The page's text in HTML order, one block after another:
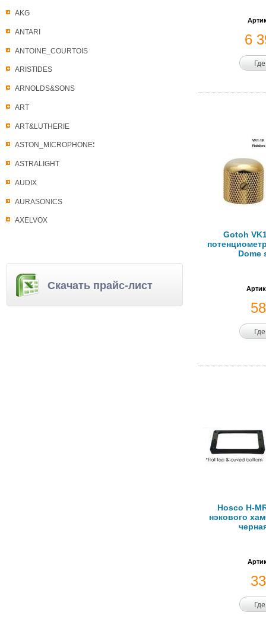
AKG
ANTARI
ANTOINE_COURTOIS
ARISTIDES
ARNOLDS&SONS
ART
ART&LUTHERIE
ASTON_MICROPHONES
ASTRALIGHT
AUDIX
AURASONICS
AXELVOX
Скачать прайс-лист
6
Gotoh
Dome
Hosco H-
нэкового